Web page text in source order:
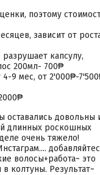
поэтому
зависит от
капсулу,
200мл- 700₱
9 мес, от 2'000₱-
оставались довольны
длинных роскошных
очень тяжело!
волосы+работа~ это
колтуны. Результат~